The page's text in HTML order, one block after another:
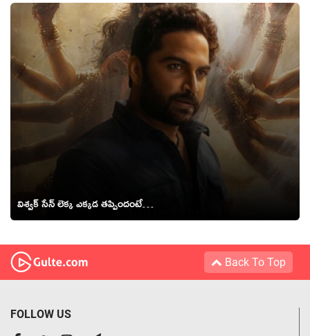
విశ్వక్ సేన్ లెక్క ఎక్కడ తప్పిందంటే…
Back To Top
FOLLOW US